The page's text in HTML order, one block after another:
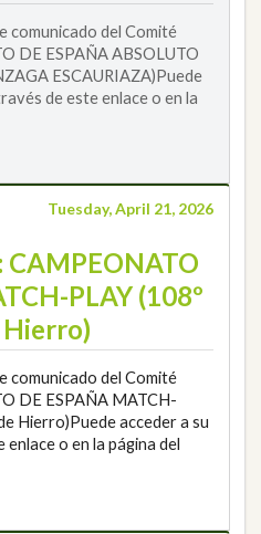
comunicado del Comité
DE ESPAÑA ABSOLUTO
ESCAURIAZA)Puede
de este enlace o en la
Tuesday, April 21, 2026
PLAY (108º
Hierro)
comunicado del Comité
DE ESPAÑA MATCH-
Hierro)Puede acceder a su
o en la página del